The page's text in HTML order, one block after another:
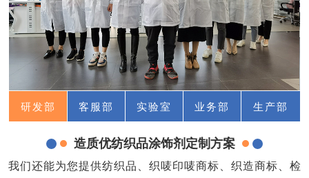
研发部 客服部 实验室 业务部 生产部
造质优纺织品涂饰剂定制方案
我们还能为您提供纺织品、织唛印唛商标、织造商标、检